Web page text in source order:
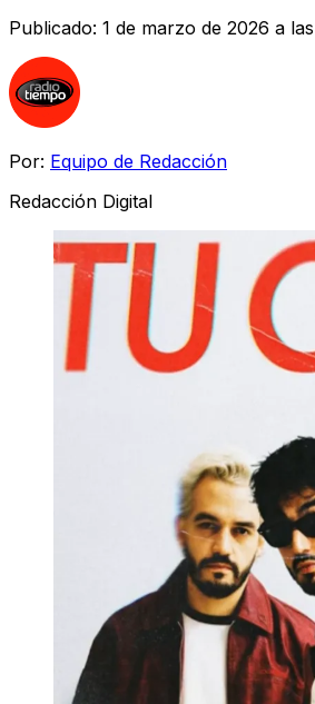
Publicado: 1 de marzo de 2026 a
Por: Equipo de Redacción
Redacción Digital